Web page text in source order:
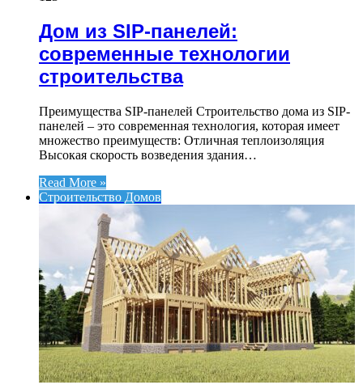
Дом из SIP-панелей:
современные технологии
строительства
Преимущества SIP-панелей Строительство дома из SIP-
панелей – это современная технология, которая имеет
множество преимуществ: Отличная теплоизоляция
Высокая скорость возведения здания…
Read More »
Строительство Домов